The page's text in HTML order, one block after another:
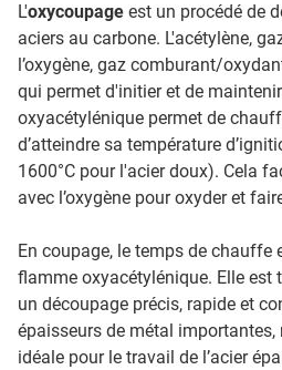
L'oxycoupage est un procédé de
aciers au carbone. L'acétylène,
l’oxygène, gaz comburant/
qui permet d'initier et de
oxyacétylénique permet de
d’atteindre sa température
1600°C pour l'acier doux). Cela
avec l’oxygène pour oxyder et
En coupage, le temps de chauffe
flamme oxyacétylénique. Elle est
un découpage précis, rapide et
épaisseurs de métal
idéale pour le travail de l’acier